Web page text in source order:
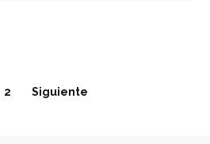
2 Siguiente